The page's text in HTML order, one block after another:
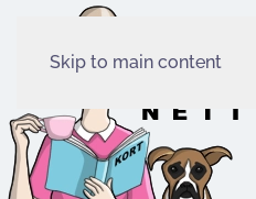
Skip to main content